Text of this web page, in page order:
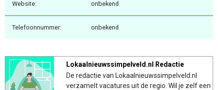
Website: onbekend
Telefoonnummer: onbekend
Lokaalnieuwssimpelveld.nl Redactie
De redactie van Lokaalnieuwssimpelveld.nl
verzamelt vacatures uit de regio. Wil je zelf een